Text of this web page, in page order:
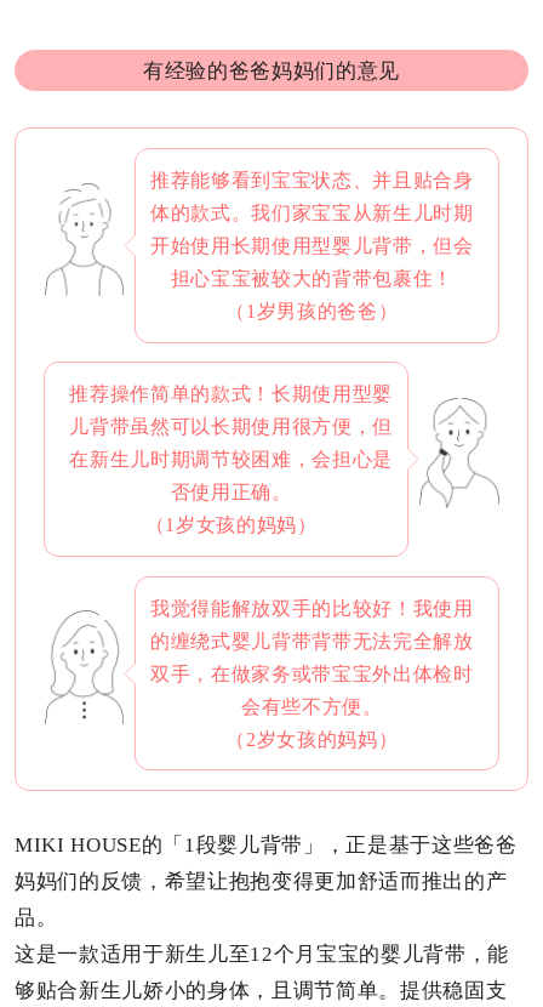
有经验的爸爸妈妈们的意见
推荐能够看到宝宝状态、并且贴合身
体的款式。我们家宝宝从新生儿时期
开始使用长期使用型婴儿背带，但会
担心宝宝被较大的背带包裹住！
（1岁男孩的爸爸）
推荐操作简单的款式！长期使用型婴
儿背带虽然可以长期使用很方便，但
在新生儿时期调节较困难，会担心是
否使用正确。
（1岁女孩的妈妈）
我觉得能解放双手的比较好！我使用
的缠绕式婴儿背带背带无法完全解放
双手，在做家务或带宝宝外出体检时
会有些不方便。
（2岁女孩的妈妈）
MIKI HOUSE的「1段婴儿背带」，正是基于这些爸爸
妈妈们的反馈，希望让抱抱变得更加舒适而推出的产
品。
这是一款适用于新生儿至12个月宝宝的婴儿背带，能
够贴合新生儿娇小的身体，且调节简单。 提供稳固支